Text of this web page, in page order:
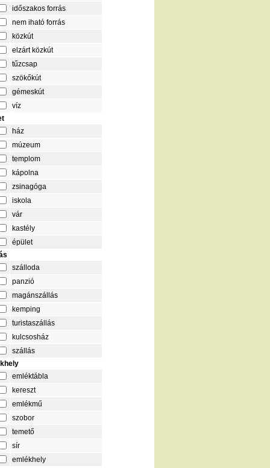
időszakos forrás
nem iható forrás
közkút
elzárt közkút
tűzcsap
szökőkút
gémeskút
víz
ház
múzeum
templom
kápolna
zsinagóga
iskola
vár
kastély
épület
szálloda
panzió
magánszállás
kemping
turistaszállás
kulcsosház
szállás
emléktábla
kereszt
emlékmű
szobor
temető
sír
emlékhely